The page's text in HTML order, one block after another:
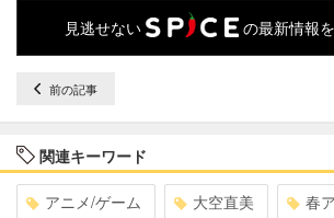
見逃せない の最新情報
前の記事
関連キーワード
アニメ/ゲーム 大空直美 春